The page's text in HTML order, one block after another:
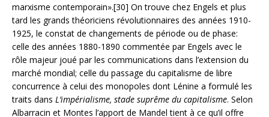
marxisme contemporain».[30] On trouve chez Engels et plus
tard les grands théoriciens révolutionnaires des années 1910-
1925, le constat de changements de période ou de phase:
celle des années 1880-1890 commentée par Engels avec le
rôle majeur joué par les communications dans l’extension du
marché mondial; celle du passage du capitalisme de libre
concurrence à celui des monopoles dont Lénine a formulé les
traits dans L’impérialisme, stade suprême du capitalisme. Selon
Albarracin et Montes l’apport de Mandel tient à ce qu’il offre